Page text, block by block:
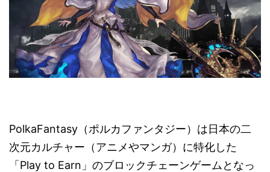
PolkaFantasy（ポルカファンタジー）は日本の二
次元カルチャー（アニメやマンガ）に特化した
「Play to Earn」のブロックチェーンゲームとなっ